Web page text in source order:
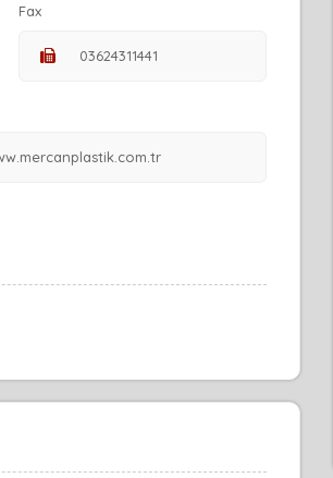
Fax